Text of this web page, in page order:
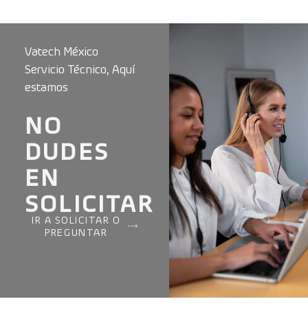
Vatech México
Servicio Técnico, Aquí
estamos
NO
DUDES
EN
SOLICITAR
IR A SOLICITAR O
PREGUNTAR